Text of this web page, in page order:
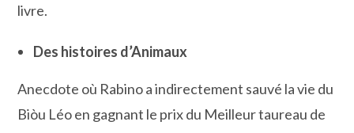
livre.
Des histoires d’Animaux
Anecdote où Rabino a indirectement sauvé la vie du
Biòu Léo en gagnant le prix du Meilleur taureau de